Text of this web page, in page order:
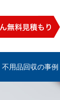
用品回収の事例